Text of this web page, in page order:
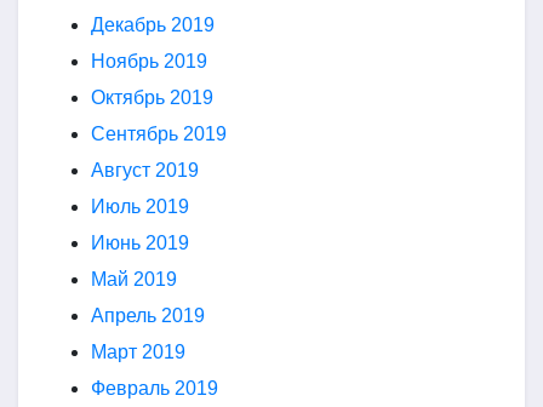
Декабрь 2019
Ноябрь 2019
Октябрь 2019
Сентябрь 2019
Август 2019
Июль 2019
Июнь 2019
Май 2019
Апрель 2019
Март 2019
Февраль 2019